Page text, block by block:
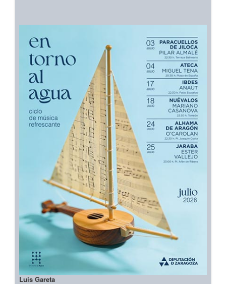
Luis Gareta